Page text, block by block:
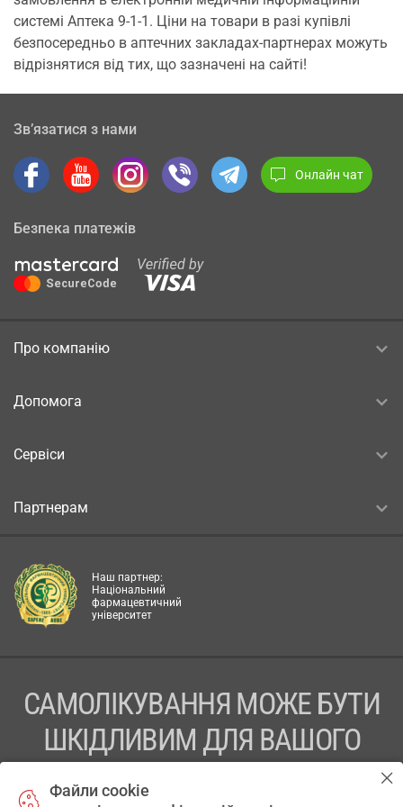
системі Аптека 9-1-1. Ціни на товари в разі купівлі
безпосередньо в аптечних закладах-партнерах можуть
відрізнятися від тих, що зазначені на сайті!
Зв’язатися з нами
Онлайн чат
Безпека платежів
Про компанію
Допомога
Сервіси
Партнерам
Наш партнер:
Національний
фармацевтичний
університет
САМОЛІКУВАННЯ МОЖЕ БУТИ
ШКІДЛИВИМ ДЛЯ ВАШОГО
Файли cookie